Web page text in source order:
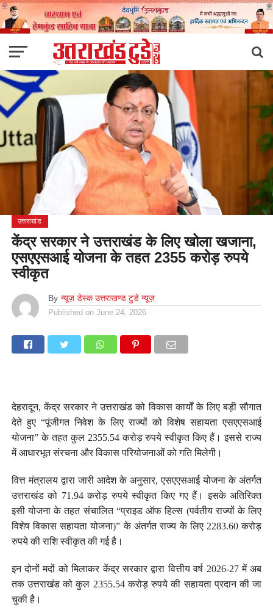
उत्तराखंड
केंद्र सरकार ने उत्तराखंड के लिए खोला खजाना,
एसएएसआई योजना के तहत 2355 करोड़ रुपये
स्वीकृत
By न्यूज़ डेस्क उत्तराखण्ड टुडे न्यूज़
Published on June 24, 2026
देहरादून, केंद्र सरकार ने उत्तराखंड को विकास कार्यों के लिए बड़ी सौगात
देते हुए “पूंजीगत निवेश के लिए राज्यों को विशेष सहायता एसएएसआई
योजना” के तहत कुल 2355.54 करोड़ रुपये स्वीकृत किए हैं। इससे राज्य
में आधारभूत संरचना और विकास परियोजनाओं को गति मिलेगी।
वित्त मंत्रालय द्वारा जारी आदेश के अनुसार, एसएएसआई योजना के अंतर्गत
उत्तराखंड को 71.94 करोड़ रुपये स्वीकृत किए गए हैं। इसके अतिरिक्त
इसी योजना के तहत संचालित “प्राइड ऑफ हिल्स (पर्वतीय राज्यों के लिए
विशेष विकास सहायता योजना)” के अंतर्गत राज्य के लिए 2283.60 करोड़
रुपये की राशि स्वीकृत की गई है।
इन दोनों मदों को मिलाकर केंद्र सरकार द्वारा वित्तीय वर्ष 2026-27 में अब
तक उत्तराखंड को कुल 2355.54 करोड़ रुपये की सहायता प्रदान की जा
चुकी है।